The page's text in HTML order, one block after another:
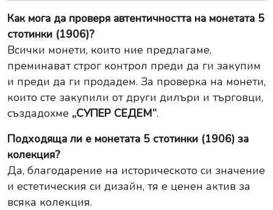
Как мога да проверя автентичността на монетата 5
стотинки (1906)?
Всички монети, които ние предлагаме,
преминават строг контрол преди да ги закупим
и преди да ги продадем. За проверка на монети,
които сте закупили от други дилъри и търговци,
създадохме „СУПЕР СЕДЕМ“.
Подходяща ли е монетата 5 стотинки (1906) за
колекция?
Да, благодарение на историческото си значение
и естетическия си дизайн, тя е ценен актив за
всяка колекция.